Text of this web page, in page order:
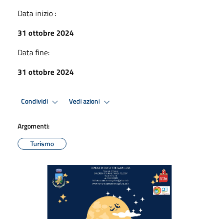
Data inizio :
31 ottobre 2024
Data fine:
31 ottobre 2024
Condividi Vedi azioni
Argomenti:
Turismo